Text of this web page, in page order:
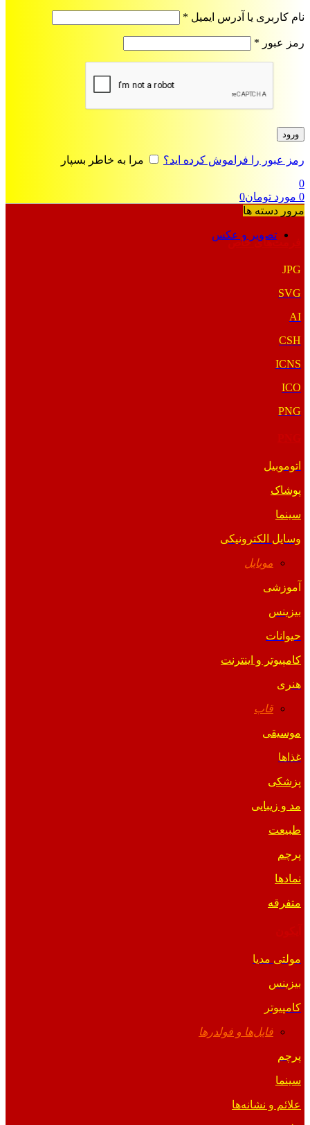
نام کاربری یا آدرس ایمیل *
رمز عبور *
ورود
رمز عبور را فراموش کرده اید؟
مرا به خاطر بسپار
0
0 مورد تومان0
مرور دسته ها
تصویر و عکس
فرمت‌های خاص
JPG
SVG
AI
CSH
ICNS
ICO
PNG
اتوموبیل
پوشاک
سینما
وسایل الکترونیکی
موبایل
آموزشی
بیزینس
حیوانات
کامپیوتر و اینترنت
هنری
قاب
موسیقی
غذاها
پزشکی
مد و زیبایی
طبیعت
پرچم
نمادها
متفرقه
مولتی مدیا
بیزینس
کامپیوتر
فایل‌ها و فولدرها
پرچم
سینما
علائم و نشانه‌ها